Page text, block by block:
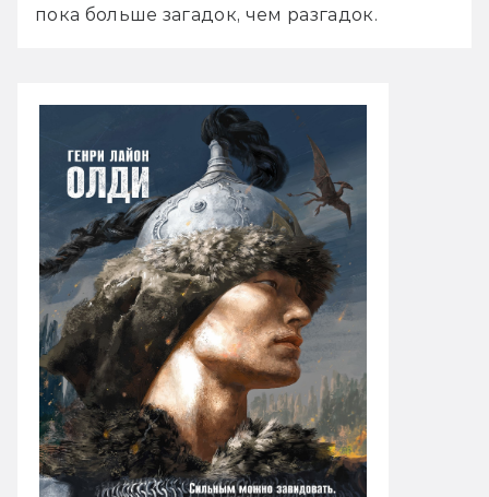
пока больше загадок, чем разгадок.